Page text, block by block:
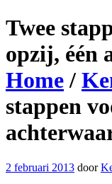
Twee
opzij, één
Home/
stappen
2 februari 2013 door